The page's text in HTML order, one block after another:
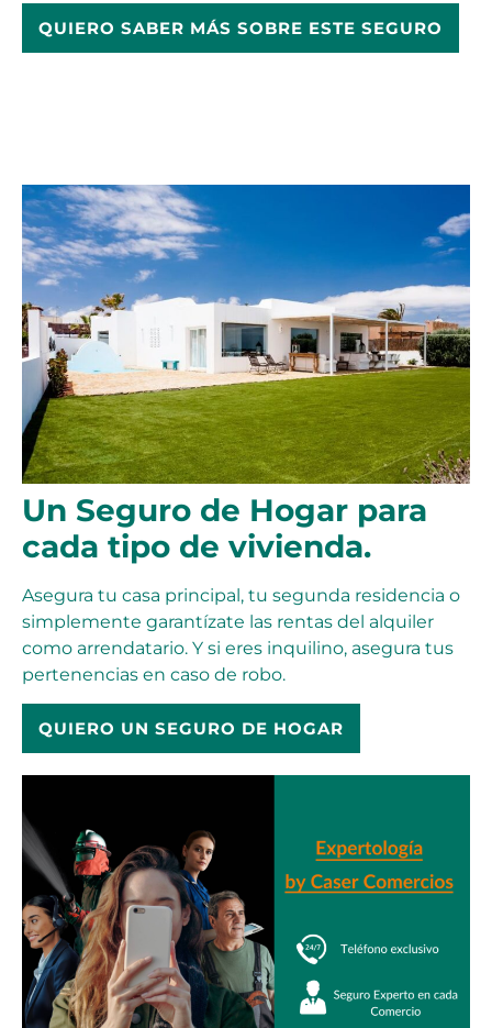
QUIERO SABER MÁS SOBRE ESTE SEGURO
Un Seguro de Hogar para
cada tipo de vivienda.
Asegura tu casa principal, tu segunda residencia o
simplemente garantízate las rentas del alquiler
como arrendatario. Y si eres inquilino, asegura tus
pertenencias en caso de robo.
QUIERO UN SEGURO DE HOGAR